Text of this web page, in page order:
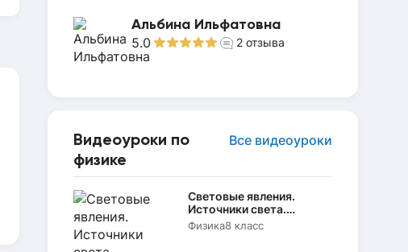
Альбина Ильфатовна
5.0 2 отзыва
Видеоуроки по
физике
Все видеоуроки
Световые явления.
Источники света.
Распространение света
Физика8 класс